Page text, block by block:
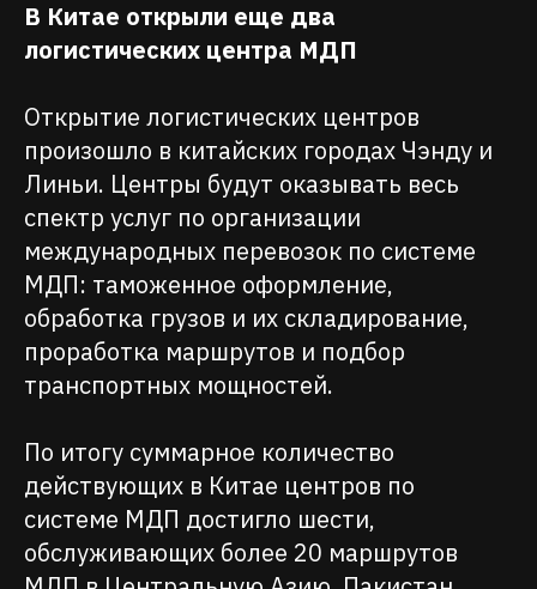
В Китае открыли еще два
логистических центра МДП
Открытие логистических центров
произошло в китайских городах Чэнду и
Линьи. Центры будут оказывать весь
спектр услуг по организации
международных перевозок по системе
МДП: таможенное оформление,
обработка грузов и их складирование,
проработка маршрутов и подбор
транспортных мощностей.
По итогу суммарное количество
действующих в Китае центров по
системе МДП достигло шести,
обслуживающих более 20 маршрутов